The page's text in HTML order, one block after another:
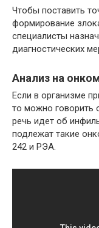
Чтобы поставить
формирование
специалисты
диагностических
Анализ на
Если в организме
то можно говорить
речь идет об
подлежат такие
242 и РЭА.